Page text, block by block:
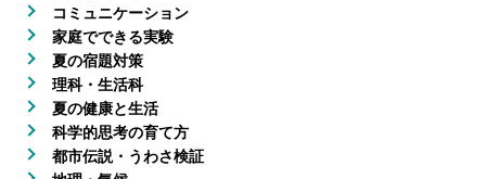
コミュニケーション
家庭でできる実験
夏の宿題対策
理科・生活科
夏の健康と生活
科学的思考の育て方
都市伝説・うわさ検証